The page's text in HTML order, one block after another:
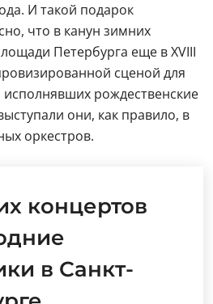
И такой подарок
что в канун зимних
Петербурга еще в XVIII
сценой для
исполнявших рождественские
они, как правило, в
оркестров.
концертов
в Санкт-